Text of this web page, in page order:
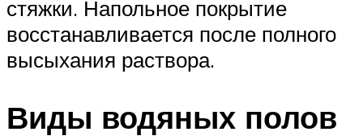
стяжки. Напольное покрытие
восстанавливается после полного
высыхания раствора.
Виды водяных полов